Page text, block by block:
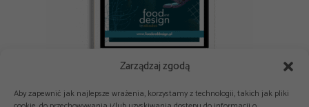
Zarządzaj zgodą
Aby zapewnić jak najlepsze wrażenia, korzystamy z technologii, takich jak pliki
E-book: Nowe technologie i AI w branży spożywczej i HoReCa